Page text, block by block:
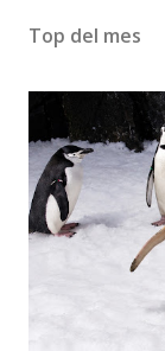
Top del mes